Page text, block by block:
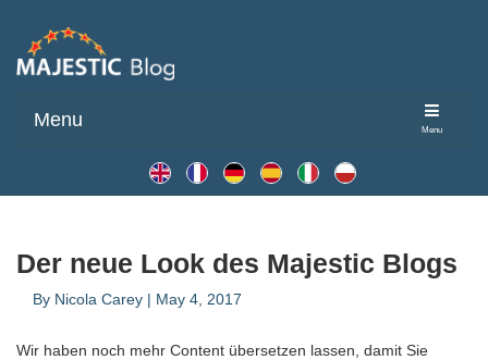
Menu
Menu
Der neue Look des Majestic Blogs
By Nicola Carey | May 4, 2017
Wir haben noch mehr Content übersetzen lassen, damit Sie